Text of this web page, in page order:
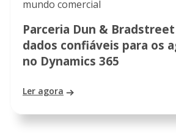
mundo comercial
Parceria Dun &
dados confiáveis para os
no Dynamics 365
Ler agora